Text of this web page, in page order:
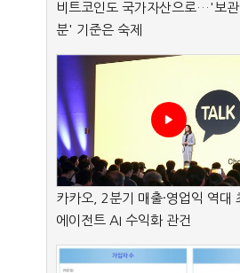
비트코인도 국가자산으로…'보관
분' 기준은 숙제
카카오, 2분기 매출·영업익 역대
에이전트 AI 수익화 관건